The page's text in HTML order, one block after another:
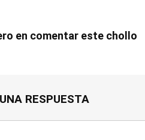
en comentar este chollo
RESPUESTA